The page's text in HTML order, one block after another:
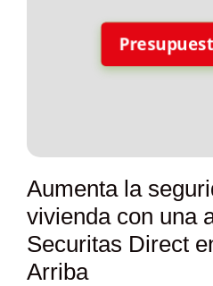
Aumenta la
vivienda con una
Securitas Direct
Arriba